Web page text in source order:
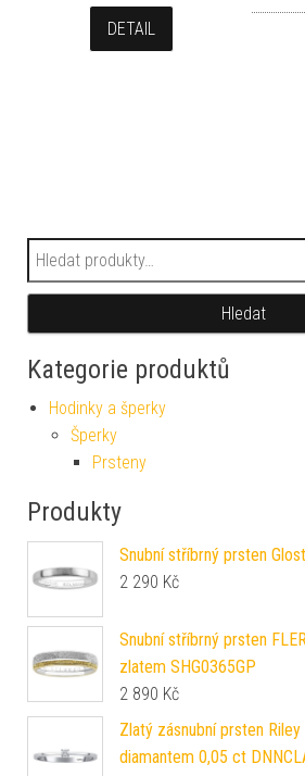
DETAIL
Hledat:
Hledat
Kategorie produktů
Hodinky a šperky
Šperky
Prsteny
Produkty
Snubní stříbrný prsten
2 290 Kč
Snubní stříbrný prsten
zlatem SHG0365GP
2 890 Kč
Zlatý zásnubní prsten
diamantem 0,05 ct